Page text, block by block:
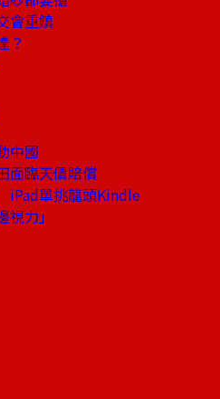
會重鎮
？
中國
面臨天價賠償
單挑龍頭Kindle
力」